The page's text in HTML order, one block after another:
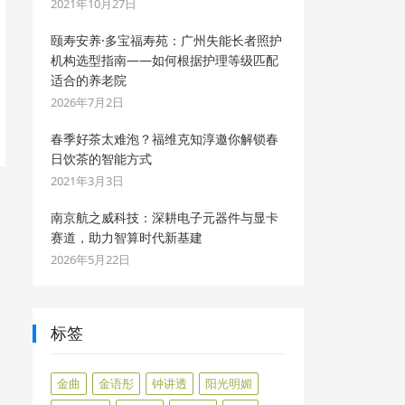
2021年10月27日
颐寿安养·多宝福寿苑：广州失能长者照护
机构选型指南——如何根据护理等级匹配
适合的养老院
2026年7月2日
春季好茶太难泡？福维克知淳邀你解锁春
日饮茶的智能方式
2021年3月3日
南京航之威科技：深耕电子元器件与显卡
赛道，助力智算时代新基建
2026年5月22日
标签
金曲 金语彤 钟讲透
阳光明媚